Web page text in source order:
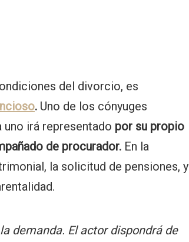
del divorcio, es
. Uno de los cónyuges
irá representado por su propio
de procurador. En la
la solicitud de pensiones, y
demanda. El actor dispondrá de